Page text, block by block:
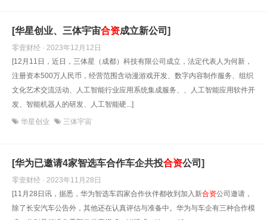
[华星创业、三体宇宙合资成立新公司]
零壹财经 · 2023年12月12日
[12月11日，近日，三体星（成都）科技有限公司成立，法定代表人为何新，
注册资本500万人民币，经营范围含动漫游戏开发、数字内容制作服务、组织
文化艺术交流活动、人工智能行业应用系统集成服务、、人工智能应用软件开
发、智能机器人的研发、人工智能硬...]
华星创业 三体宇宙
[华为已邀请4家智选车合作车企共投合资公司]
零壹财经 · 2023年11月28日
[11月28日讯，据悉，华为智选车四家合作伙伴都收到加入新合资公司邀请，
除了长安汽车公告外，其他还在认真评估与准备中。华为与车企有三种合作模